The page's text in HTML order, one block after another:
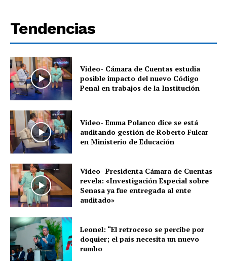
Tendencias
Video- Cámara de Cuentas estudia
posible impacto del nuevo Código
Penal en trabajos de la Institución
Video- Emma Polanco dice se está
auditando gestión de Roberto Fulcar
en Ministerio de Educación
Video- Presidenta Cámara de Cuentas
revela: «Investigación Especial sobre
Senasa ya fue entregada al ente
auditado»
Leonel: “El retroceso se percibe por
doquier; el país necesita un nuevo
rumbo